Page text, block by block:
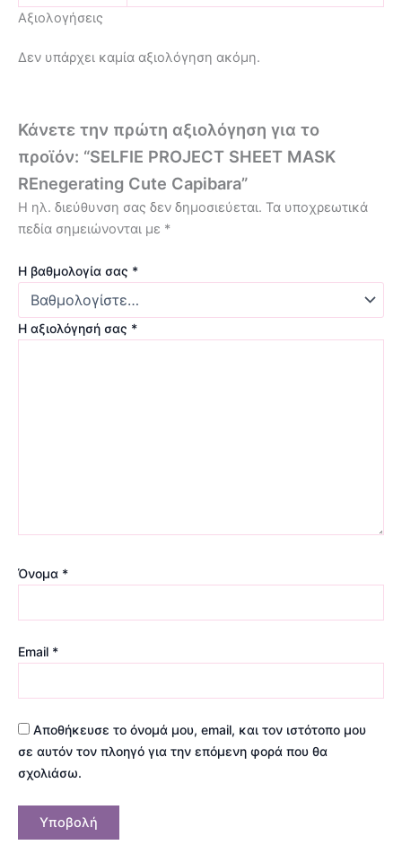
Αξιολογήσεις
Δεν υπάρχει καμία αξιολόγηση ακόμη.
Κάνετε την πρώτη αξιολόγηση για το
προϊόν: “SELFIE PROJECT SHEET MASK
REnegerating Cute Capibara”
Η ηλ. διεύθυνση σας δεν δημοσιεύεται. Τα υποχρεωτικά
πεδία σημειώνονται με *
Η βαθμολογία σας *
Η αξιολόγησή σας *
Όνομα *
Email *
Αποθήκευσε το όνομά μου, email, και τον ιστότοπο μου
σε αυτόν τον πλοηγό για την επόμενη φορά που θα
σχολιάσω.